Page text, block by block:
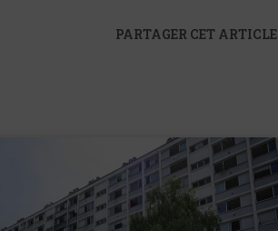
PARTAGER CET ARTICLE